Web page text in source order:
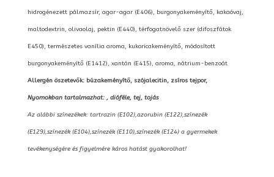
hidrogénezett pálmazsír, agar-agar (E406), burgonyakeményítő, kakaóvaj,
maltodextrin, olivaolaj, pektin (E440), térfogatnövelő szer (difoszfátok
E450), természetes vanília aroma, kukoricakeményítő, módosított
burgonyakeményítő (E1412), xantán (E415), aroma, nátrium-benzoát
Allergén öszetevők: búzakeményítő, szójalecitin, zsíros tejpor,
Nyomokban tartalmazhat: , dióféle, tej, tojás
Az alábbi színezékek: tartrazin (E102),azorubin (E122),színezék
(E129),színezék (E104),színezék (E110),színezék (E124) a gyermekek
tevékenységére és figyelmére káros hatást gyakorolhat!